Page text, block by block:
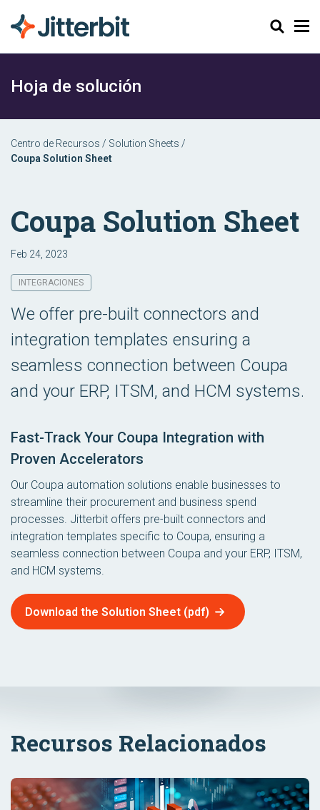
Buscar
Hoja de solución
Centro de Recursos / Solution Sheets /
Coupa Solution Sheet
Coupa Solution Sheet
Feb 24, 2023
INTEGRACIONES
We offer pre-built connectors and
integration templates ensuring a
seamless connection between Coupa
and your ERP, ITSM, and HCM systems.
Fast-Track Your Coupa Integration with
Proven Accelerators
Our Coupa automation solutions enable businesses to
streamline their procurement and business spend
processes. Jitterbit offers pre-built connectors and
integration templates specific to Coupa, ensuring a
seamless connection between Coupa and your ERP, ITSM,
and HCM systems.
Download the Solution Sheet (pdf)
Recursos Relacionados